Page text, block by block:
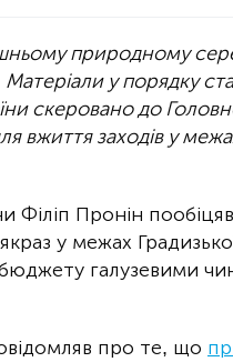
природному
у порядку
скеровано до
вжиття заходів у
Філіп Пронін
у межах
галузевими
про те, що